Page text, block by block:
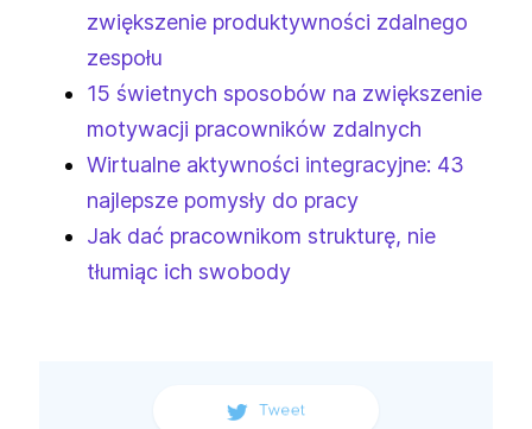
zwiększenie produktywności zdalnego
zespołu
15 świetnych sposobów na zwiększenie
motywacji pracowników zdalnych
Wirtualne aktywności integracyjne: 43
najlepsze pomysły do pracy
Jak dać pracownikom strukturę, nie
tłumiąc ich swobody